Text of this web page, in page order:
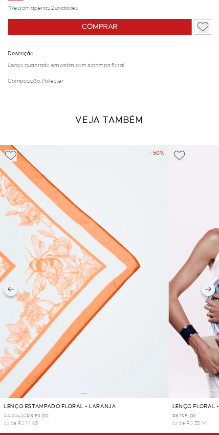
COMPRAR
*Restam apenas 2 unidades
Descrição
Lenço quadrado em cetim com estampa floral.
Composição: Poliéster
VEJA TAMBÉM
- 50%
LENÇO ESTAMPADO FLORAL - LARANJA
R$ 178,00R$ 89,00
6x de R$ 14,83
LENÇO FLORAL
R$ 198,00
6x de R$ 33,00